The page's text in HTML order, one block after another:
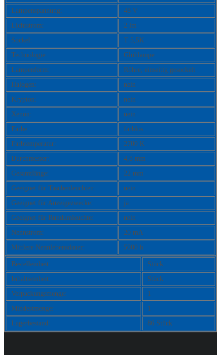
Lampenspannung:
48 V
Lichtstrom:
2 lm
Sockel:
T 5,5K
Technologie:
Glühlampe
Lampenform:
Röhre, einseitig gesockelt
Halogen:
nein
Krypton:
nein
Xenon:
nein
Farbe:
farblos
Farbtemperatur:
2700 K
Durchmesser:
4,8 mm
Gesamtlänge:
22 mm
Geeignet für Taschenleuchten:
nein
Geeignet für Anzeigezwecke:
ja
Geeignet für Rundumleuchte:
nein
Nennstrom:
20 mA
Mittlere Nennlebensdauer:
5000 h
Bestelleinheit:
Stück
Inhaltseinheit:
Stück
Verpackungsmenge:
1
Mindestmenge:
1
Lagerbestand:
86 Stück